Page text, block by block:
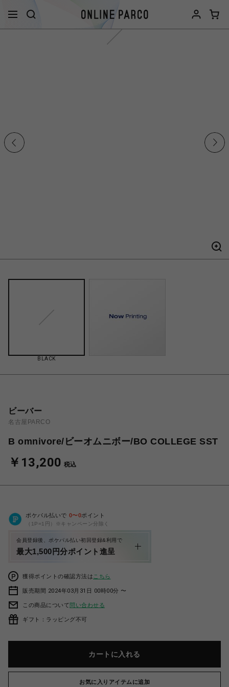
BLACK
ビーバー
名古屋PARCO
B omnivore/ビーオムニボー/BO COLLEGE SST
￥13,200 税込
ポケパル払いで 0〜0ポイント
（1P=1円）※キャンペーン分除く
会員登録後、ポケパル払い初回登録&利用で
最大1,500円分ポイント進呈
獲得ポイントの確認方法は こちら
販売期間 2024年03月31日 00時00分 〜
この商品について問い合わせる
ギフト：ラッピング不可
カートに入れる
お気に入りアイテムに追加